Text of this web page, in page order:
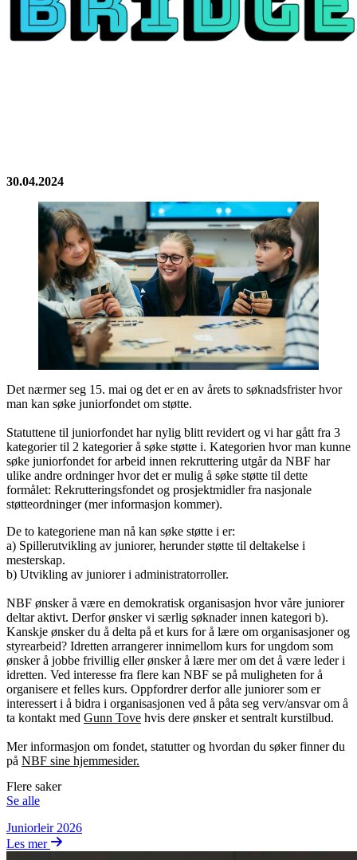
30.04.2024
Det nærmer seg 15. mai og det er en av årets to søknadsfrister hvor
man kan søke juniorfondet om støtte.
Statuttene til juniorfondet har nylig blitt revidert og vi har gått fra 3
kategorier til 2 kategorier å søke støtte i. Kategorien hvor man kunne
søke juniorfondet for arbeid innen rekruttering utgår da NBF har
ulike andre ordninger hvor det er mulig å søke støtte til dette
formålet: Rekrutteringsfondet og prosjektmidler fra nasjonale
støtteordninger (mer informasjon kommer).
De to kategoriene man nå kan søke støtte i er:
a) Spillerutvikling av juniorer, herunder støtte til deltakelse i
mesterskap.
b) Utvikling av juniorer i administratorroller.
NBF ønsker å være en demokratisk organisasjon hvor våre juniorer
deltar aktivt. Derfor ønsker vi særlig søknader innen kategori b).
Kanskje ønsker du å delta på et kurs for å lære om organisasjoner og
styrearbeid? Idretten arrangerer innimellom kurs for ungdom som
ønsker å jobbe frivillig eller ønsker å lære mer om det å være leder i
idretten. Ved interesse fra flere kan NBF se på muligheten for å
organisere et felles kurs. Oppfordrer derfor alle juniorer som er
interessert i å bidra i organisasjonen ved å påta seg verv/ansvar om å
ta kontakt med Gunn Tove hvis dere ønsker et sentralt kurstilbud.
Mer informasjon om fondet, statutter og hvordan du søker finner du
på NBF sine hjemmesider.
Flere saker
Se alle
Juniorleir 2026
Les mer